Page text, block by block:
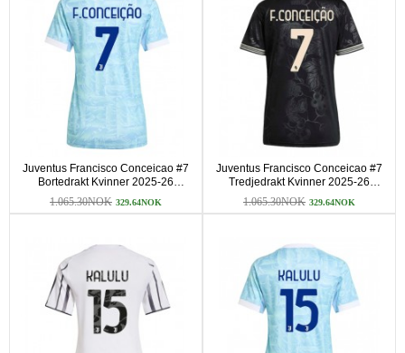
Juventus Francisco Conceicao #7
Bortedrakt Kvinner 2025-26
Kortermet
1.065.30NOK 329.64NOK
Juventus Francisco Conceicao #7
Tredjedrakt Kvinner 2025-26
Kortermet
1.065.30NOK 329.64NOK